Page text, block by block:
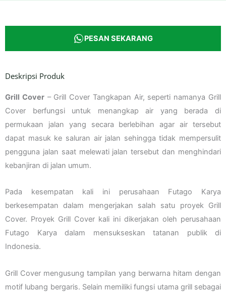
PESAN SEKARANG
Deskripsi Produk
Grill Cover– Grill Cover Tangkapan Air, seperti namanya Grill
Cover berfungsi untuk menangkap air yang berada di
permukaan jalan yang secara berlebihan agar air tersebut
dapat masuk ke saluran air jalan sehingga tidak mempersulit
pengguna jalan saat melewati jalan tersebut dan menghindari
kebanjiran di jalan umum.
Pada kesempatan kali ini perusahaan Futago Karya
berkesempatan dalam mengerjakan salah satu proyek Grill
Cover. Proyek Grill Cover kali ini dikerjakan oleh perusahaan
Futago Karya dalam mensukseskan tatanan publik di
Indonesia.
Grill Cover mengusung tampilan yang berwarna hitam dengan
motif lubang bergaris. Selain memiliki fungsi utama grill sebagai